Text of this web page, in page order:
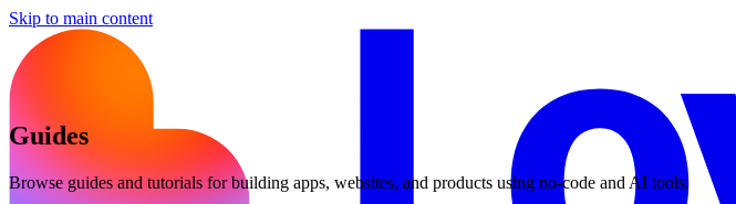
Skip to main content
Guides
Browse guides and tutorials for building apps, websites, and products using no-code and AI tools.